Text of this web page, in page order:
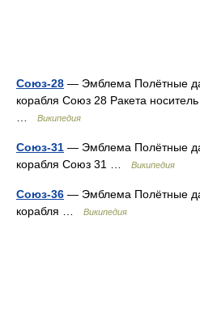
Союз-28 — Эмблема Полётные
корабля Союз 28 Ракета
Википедия
Союз-31 — Эмблема Полётные
корабля Союз 31 …
Википедия
Союз-36 — Эмблема Полётные
корабля …
Википедия